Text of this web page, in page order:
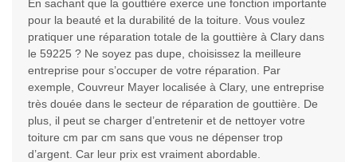
En sachant que la gouttière exerce une fonction importante
pour la beauté et la durabilité de la toiture. Vous voulez
pratiquer une réparation totale de la gouttière à Clary dans
le 59225 ? Ne soyez pas dupe, choisissez la meilleure
entreprise pour s’occuper de votre réparation. Par
exemple, Couvreur Mayer localisée à Clary, une entreprise
très douée dans le secteur de réparation de gouttière. De
plus, il peut se charger d’entretenir et de nettoyer votre
toiture cm par cm sans que vous ne dépenser trop
d’argent. Car leur prix est vraiment abordable.